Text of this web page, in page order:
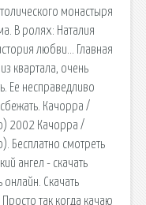
монастыря
В ролях: Наталия
любви… Главная
квартала, очень
Ее несправедливо
Качорра /
2002 Качорра /
Бесплатно смотреть
ангел - скачать
онлайн. Скачать
так когда качаю